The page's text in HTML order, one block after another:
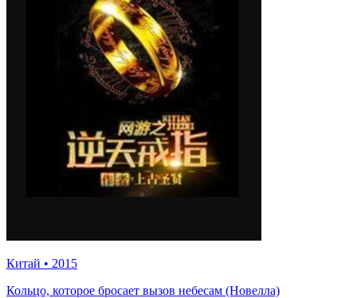
Китай • 2015
Кольцо, которое бросает вызов небесам (Новелла)